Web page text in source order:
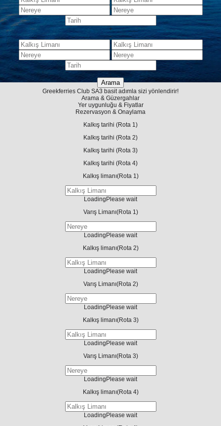
+
-
-
Greekferries Club SA3 basit adımla sizi yönlendirir!
Arama & Güzergahlar
Yer uygunluğu & Fiyatlar
Rezervasyon & Onaylama
Kalkış tarihi (Rota 1)
Kalkış tarihi (Rota 2)
Kalkış tarihi (Rota 3)
Kalkış tarihi (Rota 4)
Kalkış limanı(Rota 1)
Loading Please wait
Varış Limanı(Rota 1)
Loading Please wait
Kalkış limanı(Rota 2)
Loading Please wait
Varış Limanı(Rota 2)
Loading Please wait
Kalkış limanı(Rota 3)
Loading Please wait
Varış Limanı(Rota 3)
Loading Please wait
Kalkış limanı(Rota 4)
Loading Please wait